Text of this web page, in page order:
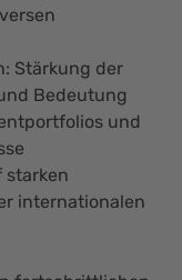
Stärkung der
Bedeutung
und
internationalen